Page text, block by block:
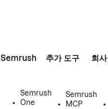
Semrush
Semrush
One
추가 도구
Semrush
MCP
회사